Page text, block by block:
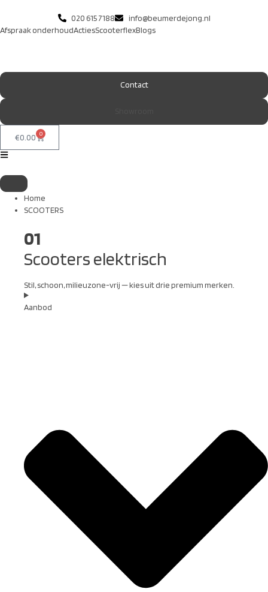
020 615 7188
info@beumerdejong.nl
Afspraak onderhoudActiesScooterflexBlogs
Contact
€0.00 0
Home
SCOOTERS
01
Scooters elektrisch
Stil, schoon, milieuzone-vrij — kies uit drie premium merken.
Aanbod